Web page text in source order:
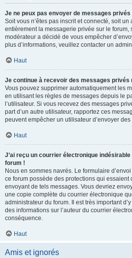
Je ne peux pas envoyer de messages privés
Soit vous n’êtes pas inscrit et connecté, soit
entièrement la messagerie privée sur le forum,
modérateur a décidé de vous empêcher
plus d’informations, veuillez contacter un
Haut
Je continue à recevoir des messages privés
Vous pouvez supprimer automatiquement les
en utilisant les règles de messages depuis le
l’utilisateur. Si vous recevez des messages
part d’un autre utilisateur, rapportez ces
peuvent empêcher un utilisateur d’envoyer
Haut
J’ai reçu un courrier électronique indésirable
forum !
Nous en sommes navrés. Le formulaire
ce forum possède des protections qui essaient
envoyant de tels messages. Vous devriez
une copie complète du courrier électronique
administrateur du forum. Il est très important
des informations sur l’auteur du courrier
conséquence.
Haut
Amis et ignorés